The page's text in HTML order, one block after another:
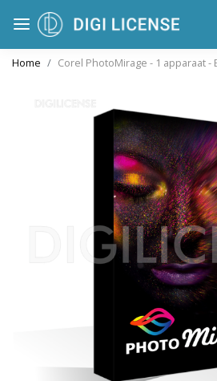
Home Corel PhotoMirage - 1 apparaat -